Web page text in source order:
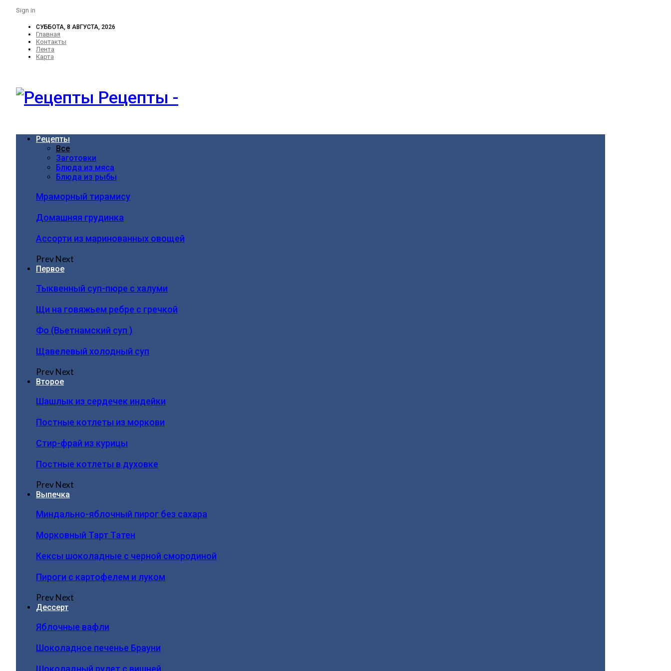
Sign in
СУББОТА, 8 АВГУСТА, 2026
Главная
Контакты
Лента
Карта
Рецепты -
Рецепты
Все
Заготовки
Блюда из мяса
Блюда из рыбы
Мраморный тирамису
Домашняя грудинка
Ассорти из маринованных овощей
PrevNext
Первое
Тыквенный суп-пюре с халуми
Щи на говяжьем ребре с гречкой
Фо (Вьетнамский суп )
Щавелевый холодный суп
PrevNext
Второе
Шашлык из сердечек индейки
Постные котлеты из моркови
Стир-фрай из курицы
Постные котлеты в духовке
PrevNext
Выпечка
Миндально-яблочный пирог без сахара
Морковный Тарт Татен
Кексы шоколадные с черной смородиной
Пироги c картофелем и луком
PrevNext
Дессерт
Яблочные вафли
Шоколадное печенье Брауни
Шоколадный рулет с вишней